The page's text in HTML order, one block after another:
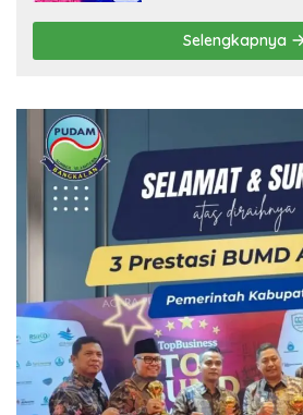
Selengkapnya